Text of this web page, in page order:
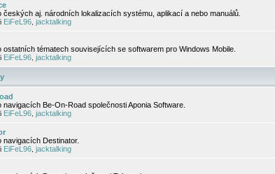
českých aj. národních lokalizacích systému, aplikací a nebo manuálů.
EiFeL96 jacktalking
ostatních tématech souvisejících se softwarem pro Windows Mobile.
EiFeL96 jacktalking
navigacích Be-On-Road společnosti Aponia Software.
EiFeL96 jacktalking
navigacích Destinator.
EiFeL96 jacktalking